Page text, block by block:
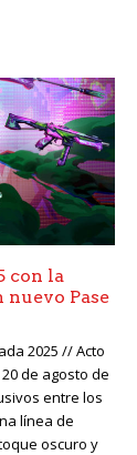
con la
Pase
2025 // Acto
de agosto de
entre los
línea de
oscuro y